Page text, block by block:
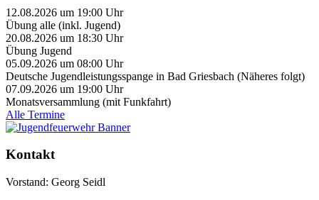
12.08.2026 um 19:00 Uhr
Übung alle (inkl. Jugend)
20.08.2026 um 18:30 Uhr
Übung Jugend
05.09.2026 um 08:00 Uhr
Deutsche Jugendleistungsspange in Bad Griesbach (Näheres folgt)
07.09.2026 um 19:00 Uhr
Monatsversammlung (mit Funkfahrt)
Alle Termine
Kontakt
Vorstand: Georg Seidl